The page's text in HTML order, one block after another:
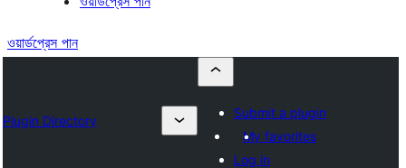
ওয়ার্ডপ্রেস পান
Plugin Directory
Submit a plugin
My favorites
Log in